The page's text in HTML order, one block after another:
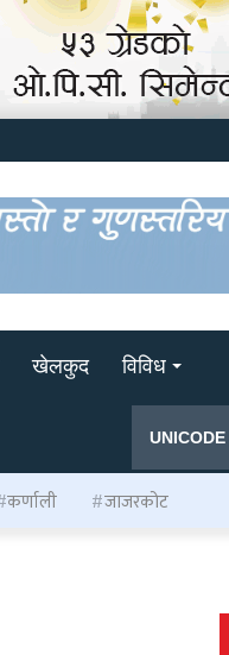
खेलकुद विविध
UNICODE
कर्णाली जाजरकोट